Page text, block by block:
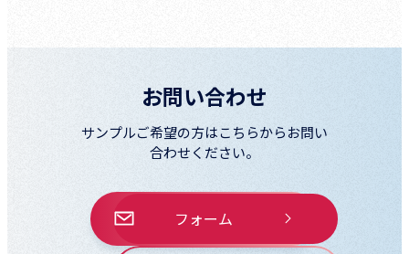
お問い合わせ
サンプルご希望の方はこちらからお問い
合わせください。
フォーム